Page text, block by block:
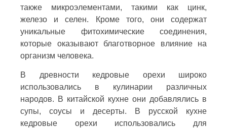
также микроэлементами, такими как цинк,
железо и селен. Кроме того, они содержат
уникальные фитохимические соединения,
которые оказывают благотворное влияние на
организм человека.
В древности кедровые орехи широко
использовались в кулинарии различных
народов. В китайской кухне они добавлялись в
супы, соусы и десерты. В русской кухне
кедровые орехи использовались для